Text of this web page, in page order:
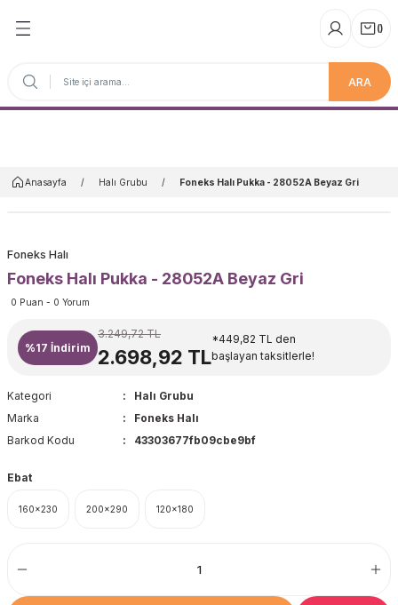
ARA
()
Anasayfa Halı Grubu Foneks Halı Pukka - 28052A Beyaz Gri
Foneks Halı
Foneks Halı Pukka - 28052A Beyaz Gri
0 Puan - 0 Yorum
%17 İndirim
3.249,72 TL
2.698,92 TL
*449,82 TL den
başlayan taksitlerle!
Kategori
Halı Grubu
Marka
Foneks Halı
Barkod Kodu
43303677fb09cbe9bf
Ebat
160x230 200x290 120x180